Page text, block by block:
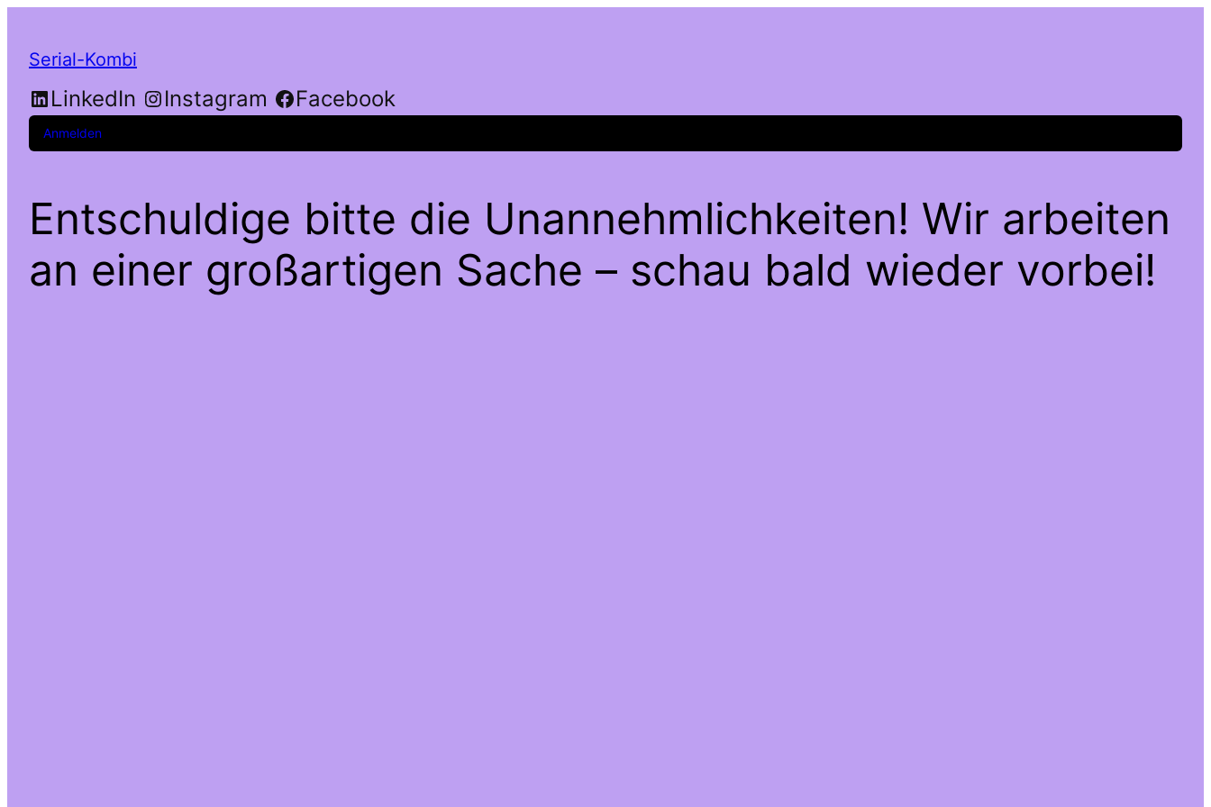
Serial-Kombi
LinkedIn Instagram Facebook
Anmelden
Entschuldige bitte die Unannehmlichkeiten! Wir arbeiten
an einer großartigen Sache – schau bald wieder vorbei!